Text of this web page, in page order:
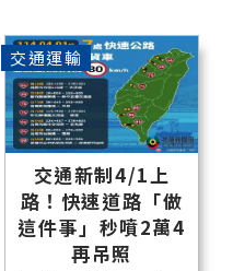
交通新制4/1上
路！快速道路「做
這件事」秒噴2萬4
再吊照
交通運輸